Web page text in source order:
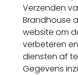
Verzenden
Brandhouse
website om
verbeteren
diensten af
Gegevens